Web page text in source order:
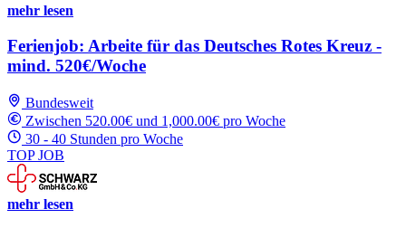
mehr lesen
Ferienjob: Arbeite für das Deutsches Rotes Kreuz -
mind. 520€/Woche
Bundesweit
Zwischen 520.00€ und 1,000.00€ pro Woche
30 - 40 Stunden pro Woche
TOP JOB
mehr lesen